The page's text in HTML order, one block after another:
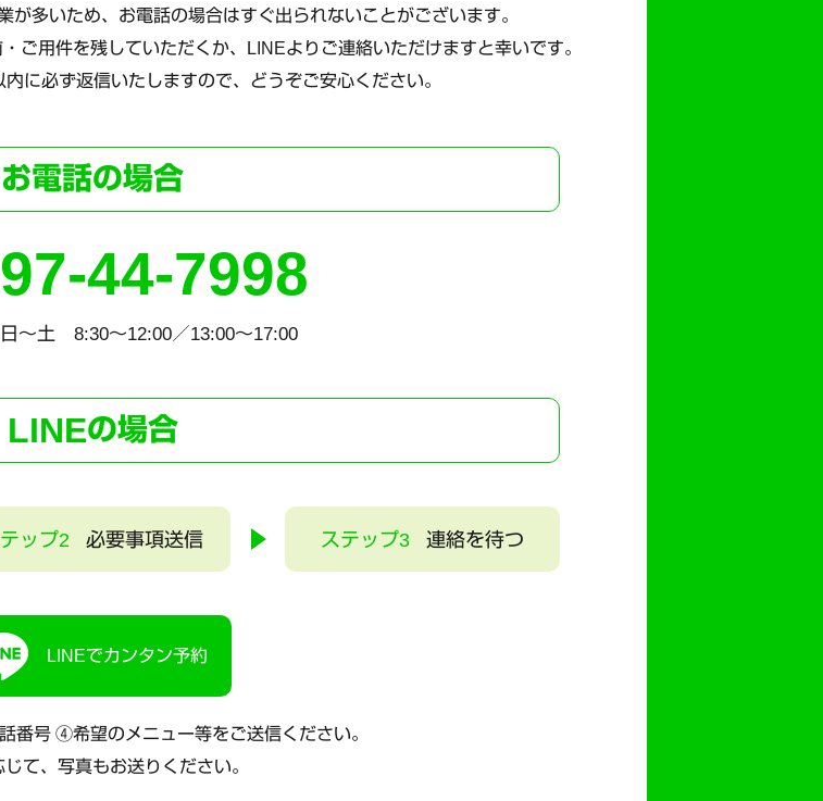
多いため、お電話の場合はすぐ出られないことがございます。
ご用件を残していただくか、LINEよりご連絡いただけますと幸いです。
に必ず返信いたしますので、どうぞご安心ください。
お電話の場合
44-7998
～土 8:30〜12:00／13:00〜17:00
LINEの場合
ップ2 必要事項送信 ステップ3 連絡を待つ
LINEでカンタン予約
番号 ④希望のメニュー等をご送信ください。
て、写真もお送りください。